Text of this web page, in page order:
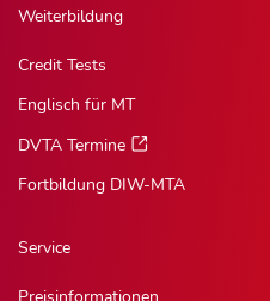
Weiterbildung
Credit Tests
Englisch für MT
DVTA Termine
Fortbildung DIW-MTA
Service